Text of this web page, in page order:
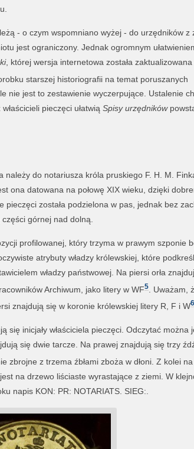
- o czym wspomniano wyżej - do urzędników z
jest ograniczony. Jednak ogromnym
, której wersja internetowa została
starszej historiografii na temat poruszanych
nie jest to zestawienie wyczerpujące. Ustalenie
pieczęci ułatwią Spisy urzędników
należy do notariusza króla pruskiego F. H. M.
ona datowana na połowę XIX wieku, dzięki
została podzielona w pas, jednak bez
górnej nad dolną.
profilowanej, który trzyma w prawym szponie
atrybuty władzy królewskiej, które
władzy państwowej. Na piersi orła
Archiwum, jako litery w WF5. Uważam,
znajdują się w koronie królewskiej litery R, F i W6
się inicjały właściciela pieczęci. Odczytać można
się dwie tarcze. Na prawej znajdują się trzy
zbrojne z trzema źbłami zboża w dłoni. Z kolei
na drzewo liściaste wyrastające z ziemi. W
napis KON: PR: NOTARIATS. SIEG:.